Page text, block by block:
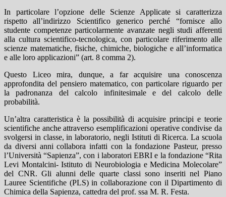
In particolare l’opzione delle Scienze Applicate si caratterizza
rispetto all’indirizzo Scientifico generico perché “fornisce allo
studente competenze particolarmente avanzate negli studi afferenti
alla cultura scientifico-tecnologica, con particolare riferimento alle
scienze matematiche, fisiche, chimiche, biologiche e all’informatica
e alle loro applicazioni” (art. 8 comma 2).
Questo Liceo mira, dunque, a far acquisire una conoscenza
approfondita del pensiero matematico, con particolare riguardo per
la padronanza del calcolo infinitesimale e del calcolo delle
probabilità.
Un’altra caratteristica è la possibilità di acquisire principi e teorie
scientifiche anche attraverso esemplificazioni operative condivise da
svolgersi in classe, in laboratorio, negli Istituti di Ricerca. La scuola
da diversi anni collabora infatti con la fondazione Pasteur, presso
l’Università “Sapienza”, con i laboratori EBRI e la fondazione “Rita
Levi Montalcini- Istituto di Neurobiologia e Medicina Molecolare”
del CNR. Gli alunni delle quarte classi sono inseriti nel Piano
Lauree Scientifiche (PLS) in collaborazione con il Dipartimento di
Chimica della Sapienza, cattedra del prof. ssa M. R. Festa.